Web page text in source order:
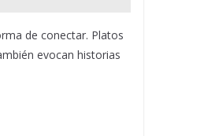
de conectar. Platos
evocan historias